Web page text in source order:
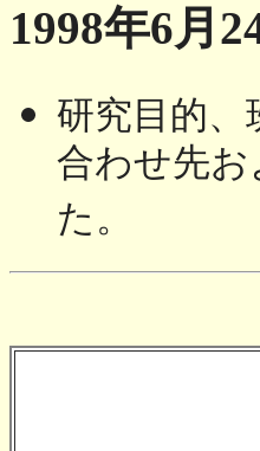
1998年6月
研究目的、
合わせ先
た。